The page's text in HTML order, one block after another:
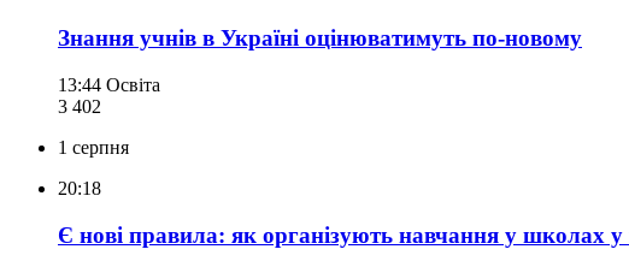
Знання учнів в Україні оцінюватимуть по-новому
13:44 Освіта
3 402
1 серпня
20:18
Є нові правила: як організують навчання у школах